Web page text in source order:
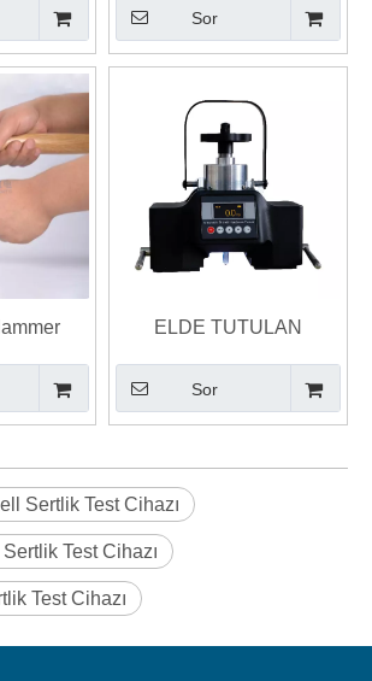
3000P
Sor
test
ELDE TUTULAN
MANYETİK BRINELL
SERTLİK TEST CİHAZI
Sor
Sertlik Test Cihazı
Test Cihazı
Test Cihazı